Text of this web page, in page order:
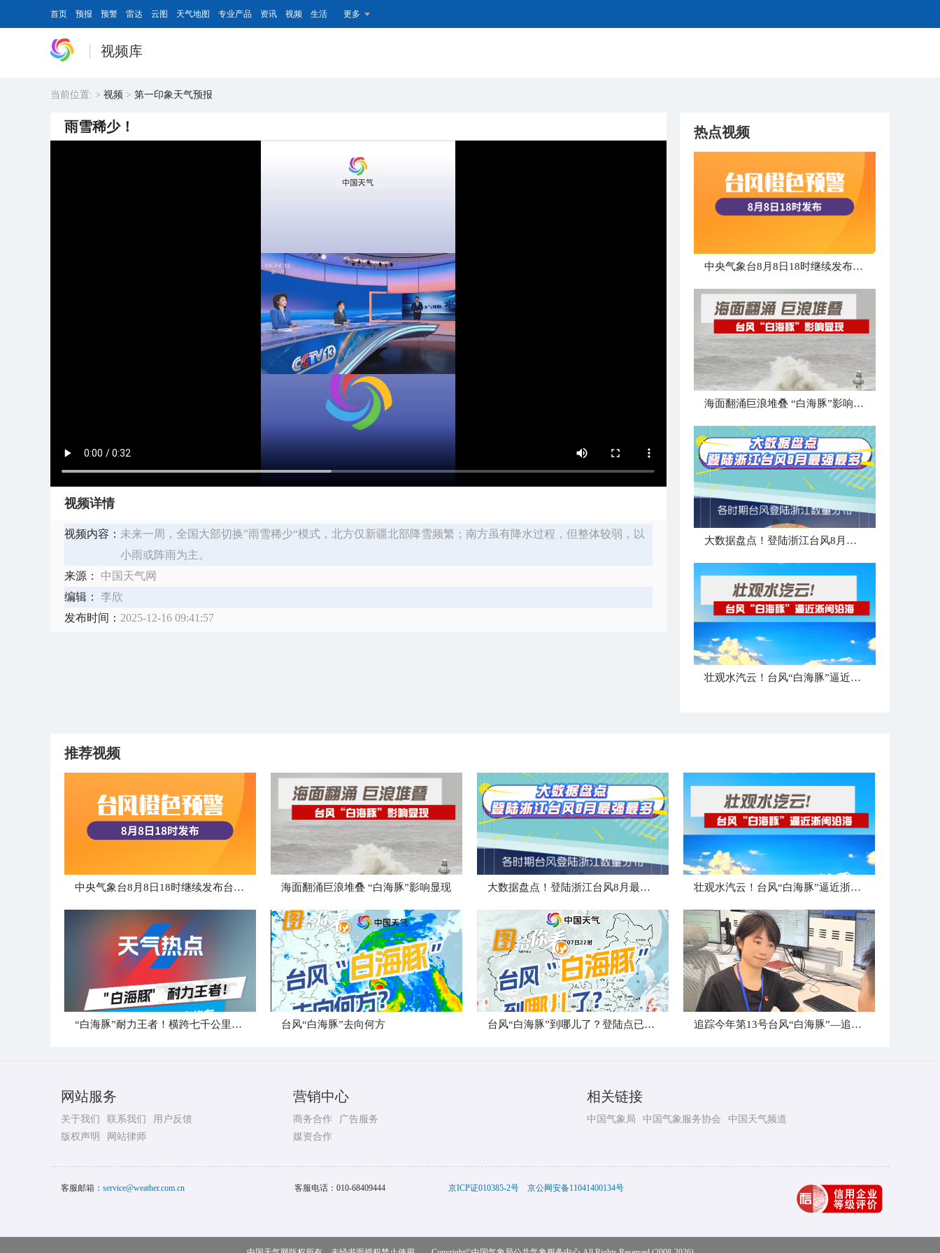
首页 预报 预警 雷达 云图 天气地图 专业产品 资讯 视频 生活 更多
视频库
当前位置: > 视频 > 第一印象天气预报
雨雪稀少！
视频详情
视频内容： 未来一周，全国大部切换”雨雪稀少“模式，北方仅新疆北部降雪频繁；南方虽有降水过程，但整体较弱，以
小雨或阵雨为主。
来源：
中国天气网
编辑：
李欣
发布时间： 2025-12-16 09:41:57
热点视频
中央气象台8月8日18时继续发布台风橙色预警
海面翻涌巨浪堆叠 “白海豚”影响显现
大数据盘点！登陆浙江台风8月最强最多
壮观水汽云！台风“白海豚”逼近浙闽沿海
推荐视频
中央气象台8月8日18时继续发布台风橙色预警 海面翻涌巨浪堆叠 “白海豚”影响显现 大数据盘点！登陆浙江台风8月最强最多 壮观水汽云！台风“白海豚”逼近浙闽沿海
“白海豚”耐力王者！横跨七千公里直奔华东 台风“白海豚”去向何方 台风“白海豚”到哪儿了？登陆点已确定 追踪今年第13号台风“白海豚”—追风小组台州最新消息
网站服务
关于我们 联系我们
用户反馈
版权声明
网站律师
营销中心
商务合作
广告服务
媒资合作
相关链接
中国气象局 中国气象服务协会 中国天气频道
客服邮箱： service@weather.com.cn 客服电话： 010-68409444 京ICP证010385-2号 京公网安备11041400134号